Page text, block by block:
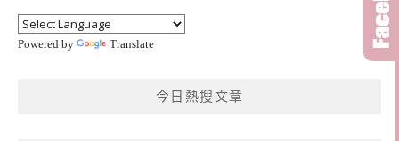
Powered by Translate
今日熱搜文章